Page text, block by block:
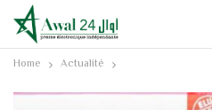
Home Actualité